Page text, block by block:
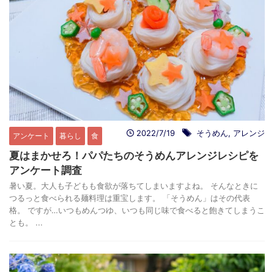
アンケート 暮らし 食 2022/7/19 そうめん, アレンジ
夏はまかせろ！パパたちのそうめんアレンジレシピを
アンケート調査
暑い夏。大人も子どもも食欲が落ちてしまいますよね。 そんなときに
つるっと食べられる麺料理は重宝します。 「そうめん」はその代表
格。 ですが…いつもめんつゆ、いつも同じ味で食べると飽きてしまうこ
とも。 ...